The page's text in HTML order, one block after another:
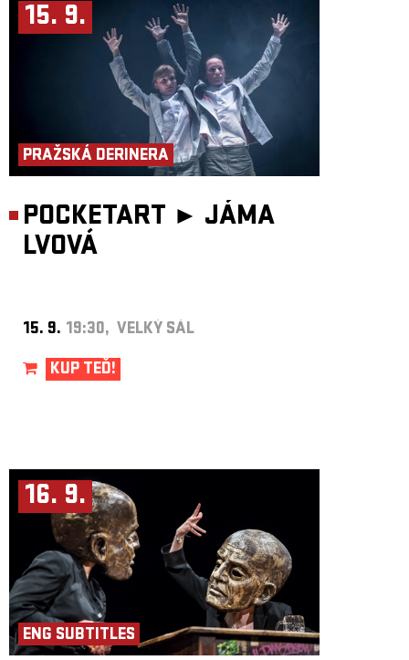
15. 9.
PRAŽSKÁ DERINERA
POCKETART ► JÁMA
LVOVÁ
15. 9. 19:30, VELKÝ SÁL
KUP TEĎ!
16. 9.
ENG SUBTITLES